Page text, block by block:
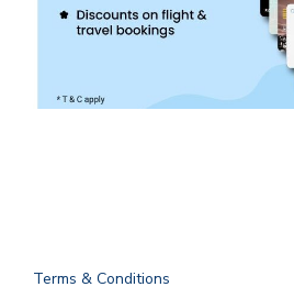
Terms & Conditions